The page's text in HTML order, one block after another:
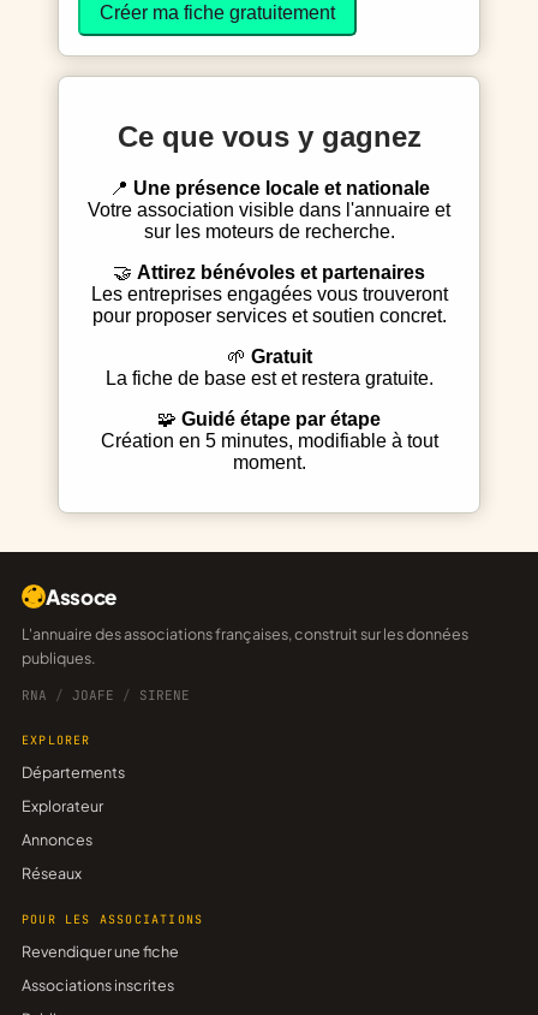
Créer ma fiche gratuitement
Ce que vous y gagnez
Une présence locale et nationale
Votre association visible dans l'annuaire et
sur les moteurs de recherche.
Attirez bénévoles et partenaires
Les entreprises engagées vous trouveront
pour proposer services et soutien concret.
Gratuit
La fiche de base est et restera gratuite.
Guidé étape par étape
Création en 5 minutes, modifiable à tout
moment.
Assoce
L'annuaire des associations françaises, construit sur les données
publiques.
RNA / JOAFE / SIRENE
EXPLORER
Départements
Explorateur
Annonces
Réseaux
POUR LES ASSOCIATIONS
Revendiquer une fiche
Associations inscrites